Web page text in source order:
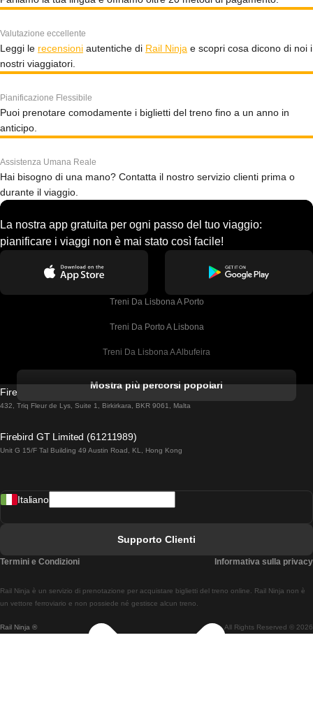
Valutazione eccellente
Leggi le recensioni autentiche di Rail Ninja e scopri cosa dicono di noi i
nostri viaggiatori.
Pianificazione Flessibile
Puoi prenotare comodamente i biglietti del treno fino a un anno in
anticipo.
Assistenza Umana Reale
Hai bisogno di una mano? Contatta il nostro servizio clienti prima o
durante il viaggio.
La nostra app gratuita per ogni passo del tuo viaggio:
pianificare i viaggi non è mai stato così facile!
Treni Da Lisbona A Porto
Treni Da Porto A Lisbona
Treni Da Lisbona A Albufeira
Treni Da Lisbona A Lagos
Treni Da Lisbona A Madrid
Treni Da Lisbon A Braga
Treni Da Braga A Lisbona
Mostra più percorsi popolari
Firebird GT Limited (OC 1451)
432, Triq Fleur de Lys, Suite 1, Birkirkara, BKR 9061, Malta
Firebird GT Limited (61211989)
Unit G 15/F Tal Building 49 Austin Road, KL, Hong Kong
Rail Ninja ® All Rights Reserved © 2026
Rail Ninja è un servizio di prenotazione per acquistare biglietti del treno online. Rail Ninja non è
un vettore ferroviario e non possiede né gestisce alcun treno.
Italiano
Supporto Clienti
Termini e Condizioni Informativa sulla privacy